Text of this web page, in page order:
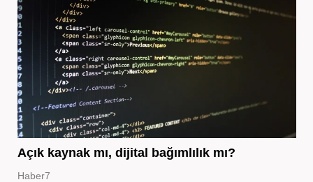
Açık kaynak mı, dijital bağımlılık mı?
Haber7